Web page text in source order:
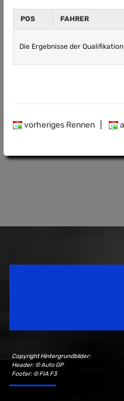
POS FAHRER
Die Ergebnisse der
vorheriges Rennen
Copyright Hintergrundbilder:
Header: © Auto GP
Footer: © FIA F3